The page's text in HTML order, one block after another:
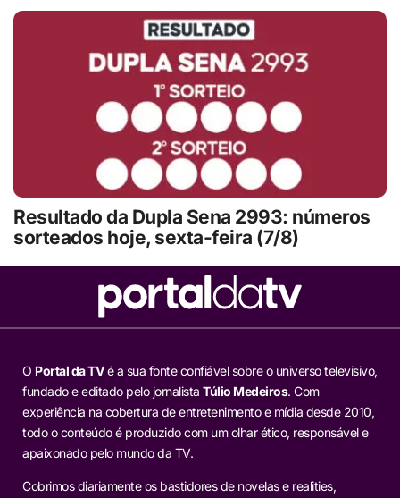
Resultado da Dupla Sena 2993: números
sorteados hoje, sexta-feira (7/8)
O Portal da TVé a sua fonte confiável sobre o universo televisivo,
fundado e editado pelo jornalista Túlio Medeiros. Com
experiência na cobertura de entretenimento e mídia desde 2010,
todo o conteúdo é produzido com um olhar ético, responsável e
apaixonado pelo mundo da TV.
Cobrimos diariamente os bastidores de novelas e realities,